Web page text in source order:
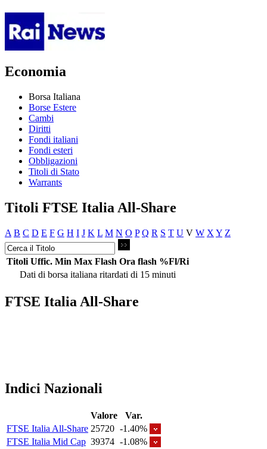
Economia
Borsa Italiana
Borse Estere
Cambi
Diritti
Fondi italiani
Fondi esteri
Obbligazioni
Titoli di Stato
Warrants
Titoli FTSE Italia All-Share
A B C D E F G H I J K L M N O P Q R S T U V W X Y Z
Titoli Uffic. Min Max Flash Ora flash %Fl/Ri
Dati di borsa italiana ritardati di 15 minuti
FTSE Italia All-Share
Indici Nazionali
Valore
Var.
FTSE Italia All-Share 25720 -1.40%
FTSE Italia Mid Cap 39374 -1.08%